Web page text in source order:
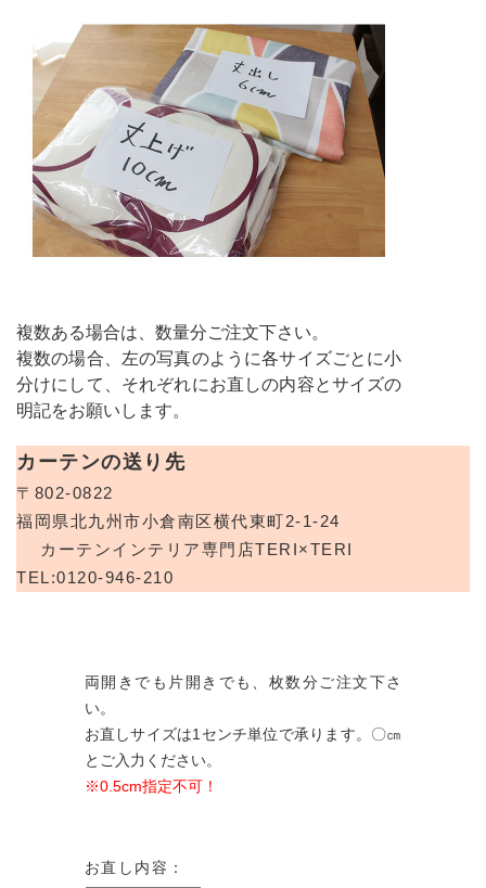
複数ある場合は、数量分ご注文下さい。
複数の場合、左の写真のように各サイズごとに小
分けにして、それぞれにお直しの内容とサイズの
明記をお願いします。
カーテンの送り先
〒802-0822
福岡県北九州市小倉南区横代東町2-1-24
カーテンインテリア専門店TERI×TERI
TEL:0120-946-210
両開きでも片開きでも、枚数分ご注文下さ
い。
お直しサイズは1センチ単位で承ります。〇㎝
とご入力ください。
※0.5cm指定不可！
お直し内容：